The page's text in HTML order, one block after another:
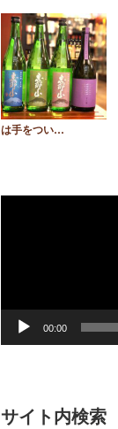
は手をつい…
動
00:00
サイト内検索